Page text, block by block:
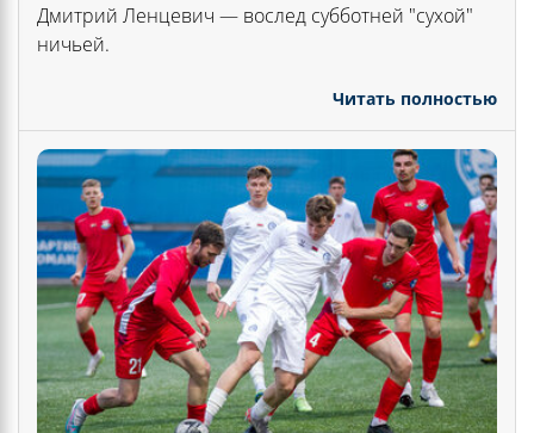
Дмитрий Ленцевич — вослед субботней "сухой"
ничьей.
Читать полностью